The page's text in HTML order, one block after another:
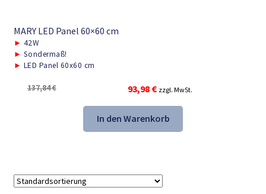
MARY LED Panel 60×60 cm
► 42W
► Sondermaß!
► LED Panel 60x60 cm
137,84€
Ursprünglicher
war:
137,84 €
93,98 €Aktueller
ist:
93,98 €.
zzgl. MwSt.
In den Warenkorb